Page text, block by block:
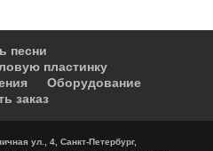
песни
пластинку
Оборудование
заказ
ул., 4, Санкт-Петербург,